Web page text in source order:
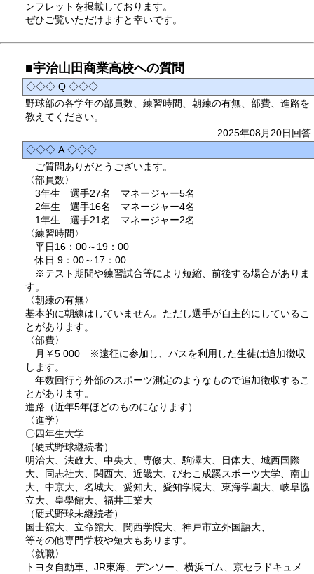
ンフレットを掲載しております。
ぜひご覧いただけますと幸いです。
■宇治山田商業高校への質問
◇◇◇ Q ◇◇◇
野球部の各学年の部員数、練習時間、朝練の有無、部費、進路を
教えてください。
2025年08月20日回答
◇◇◇ A ◇◇◇
ご質問ありがとうございます。
〈部員数〉
3年生 選手27名 マネージャー5名
2年生 選手16名 マネージャー4名
1年生 選手21名 マネージャー2名
〈練習時間〉
平日16：00～19：00
休日 9：00～17：00
※テスト期間や練習試合等により短縮、前後する場合がありま
す。
〈朝練の有無〉
基本的に朝練はしていません。ただし選手が自主的にしているこ
とがあります。
〈部費〉
月￥5 000 ※遠征に参加し、バスを利用した生徒は追加徴収
します。
年数回行う外部のスポーツ測定のようなもので追加徴収するこ
とがあります。
進路（近年5年ほどのものになります）
〈進学〉
〇四年生大学
（硬式野球継続者）
明治大、法政大、中央大、専修大、駒澤大、日体大、城西国際
大、同志社大、関西大、近畿大、びわこ成蹊スポーツ大学、南山
大、中京大、名城大、愛知大、愛知学院大、東海学園大、岐阜協
立大、皇學館大、福井工業大
（硬式野球未継続者）
国士舘大、立命館大、関西学院大、神戸市立外国語大、
等その他専門学校や短大もあります。
〈就職〉
トヨタ自動車、JR東海、デンソー、横浜ゴム、京セラドキュメ